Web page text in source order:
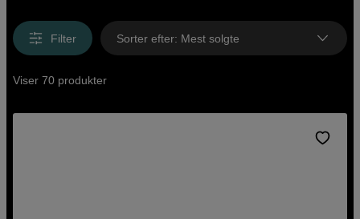
Filter Sorter efter: Mest solgte
Viser 70 produkter